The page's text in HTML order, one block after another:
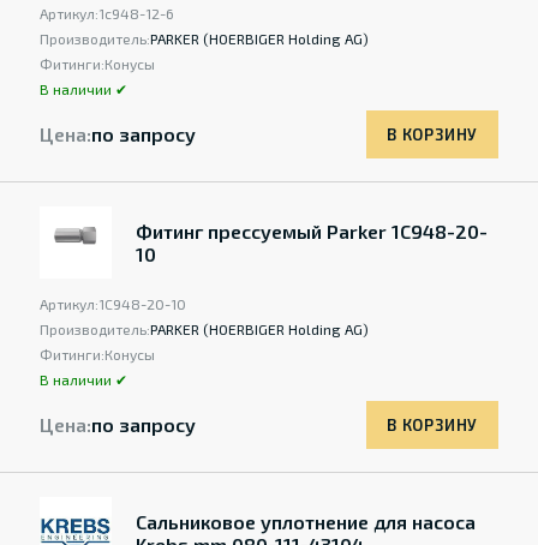
Артикул:1c948-12-6
Производитель:PARKER (HOERBIGER Holding AG)
Фитинги:Конусы
В наличии ✔
Цена:по запросу В КОРЗИНУ
Фитинг прессуемый Parker 1C948-20-
10
Артикул:1C948-20-10
Производитель:PARKER (HOERBIGER Holding AG)
Фитинги:Конусы
В наличии ✔
Цена:по запросу В КОРЗИНУ
Сальниковое уплотнение для насоса